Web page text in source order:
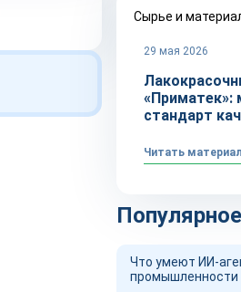
Сырье и
29 мая 2026
«Приматек»:
стандарт
Читать материал
Что умеют ИИ-
промышленности